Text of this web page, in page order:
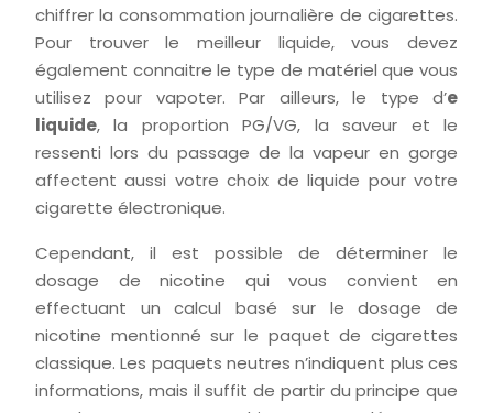
chiffrer la consommation journalière de cigarettes.
Pour trouver le meilleur liquide, vous devez
également connaitre le type de matériel que vous
utilisez pour vapoter. Par ailleurs, le type d’e
liquide, la proportion PG/VG, la saveur et le
ressenti lors du passage de la vapeur en gorge
affectent aussi votre choix de liquide pour votre
cigarette électronique.
Cependant, il est possible de déterminer le
dosage de nicotine qui vous convient en
effectuant un calcul basé sur le dosage de
nicotine mentionné sur le paquet de cigarettes
classique. Les paquets neutres n’indiquent plus ces
informations, mais il suffit de partir du principe que